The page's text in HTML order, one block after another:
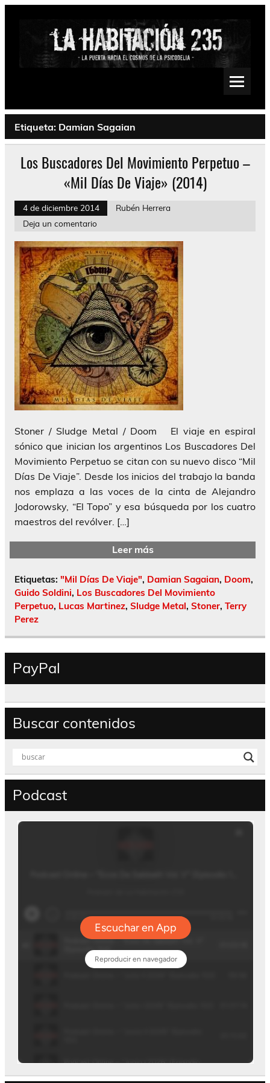
Saltar
Psychedelic, Stoner, Doom, Sludge, Fuzz, Space, Drone
Etiqueta: Damian Sagaian
Los Buscadores Del Movimiento Perpetuo –
«Mil Días De Viaje» (2014)
4 de diciembre 2014
Rubén Herrera
Deja un comentario
Stoner / Sludge Metal / Doom El viaje en espiral
sónico que inician los argentinos Los Buscadores Del
Movimiento Perpetuo se citan con su nuevo disco “Mil
Días De Viaje”. Desde los inicios del trabajo la banda
nos emplaza a las voces de la cinta de Alejandro
Jodorowsky, “El Topo” y esa búsqueda por los cuatro
maestros del revólver. […]
Leer más
Etiquetas: "Mil Días De Viaje", Damian Sagaian, Doom,
Guido Soldini, Los Buscadores Del Movimiento
Perpetuo, Lucas Martinez, Sludge Metal, Stoner, Terry
Perez
PayPal
Buscar contenidos
Podcast